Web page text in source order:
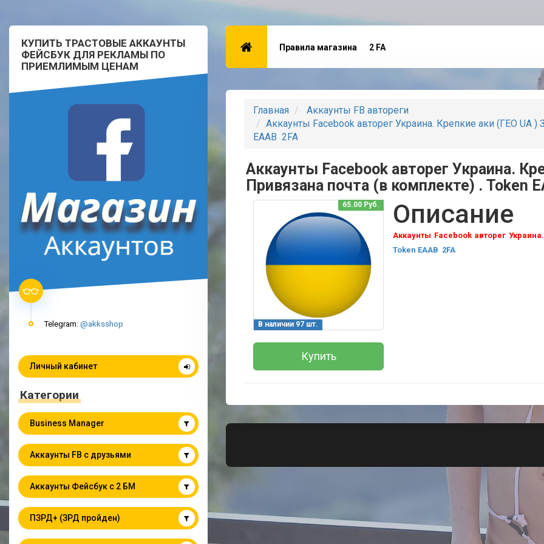
КУПИТЬ ТРАСТОВЫЕ АККАУНТЫ
ФЕЙСБУК ДЛЯ РЕКЛАМЫ ПО
ПРИЕМЛИМЫМ ЦЕНАМ
Telegram: @akksshop
Личный кабинет
Категории
Business Manager
Аккаунты FB с друзьями
Аккаунты Фейсбук с 2 БМ
ПЗРД+ (ЗРД пройден)
Правила магазина 2 FA
Главная
Аккаунты FB автореги
Аккаунты Facebook авторег Украина. Крепкие аки (ГЕО UA
EAAB 2FA
Аккаунты Facebook авторег Украина.
Привязана почта (в комплекте) . Token
В наличии 97 шт.
65.00 Руб.
Купить
Описание
Аккаунты Facebook авторег Украина.
Token EAAB 2FA
Всего позиций в корзине
Всего товара в корзине
Сумма к оплате (без скидок)